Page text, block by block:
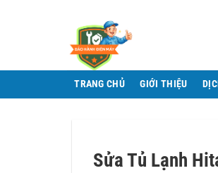
TRANG CHỦ GIỚI THIỆU
Sửa Tủ Lạnh